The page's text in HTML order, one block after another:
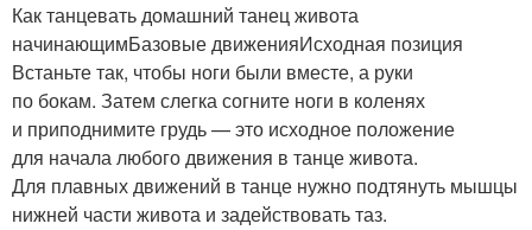
Как танцевать домашний танец живота
начинающимБазовые движенияИсходная позиция
Встаньте так, чтобы ноги были вместе, а руки
по бокам. Затем слегка согните ноги в коленях
и приподнимите грудь — это исходное положение
для начала любого движения в танце живота.
Для плавных движений в танце нужно подтянуть мышцы
нижней части живота и задействовать таз.